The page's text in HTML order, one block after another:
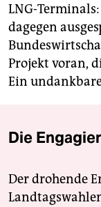
LNG-
dagegen
Projekt voran,
Ein
Die
Der drohende